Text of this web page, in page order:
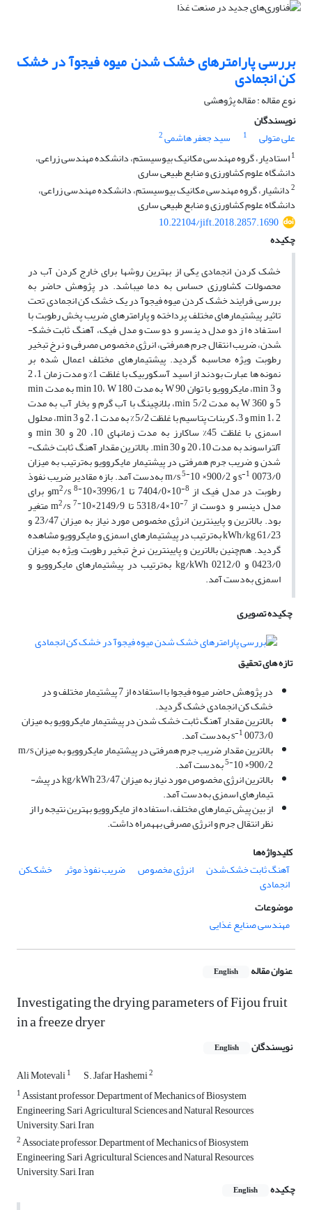
بررسی پارامترهای خشک شدن میوه فیجوآ در خشک
کن انجمادی
نوع مقاله : مقاله پژوهشی
نویسندگان
علی متولی
1 سید جعفر هاشمی2
1استادیار، گروه مهندسی مکانیک بیوسیستم، دانشکده مهندسی زراعی،
دانشگاه علوم کشاورزی و منابع طبیعی ساری
2دانشیار، گروه مهندسی مکانیک بیوسیستم، دانشکده مهندسی زراعی،
دانشگاه علوم کشاورزی و منابع طبیعی ساری
10.22104/jift.2018.2857.1690
چکیده
خشک­ کردن انجمادی یکی از بهترین روش­ها برای خارج کردن آب در
محصولات کشاورزی حساس به دما می­باشد. در پژوهش حاضر به
بررسی فرایند خشک ­کردن میوه فیجوآ در یک خشک­ کن انجمادی تحت
تاثیر پیش­تیمارهای مختلف پرداخته و پارامترهای ضریب پخش رطوبت با
استفاده از دو مدل دینسر و دوست و مدل فیک، آهنگ ثابت خشک­
شدن، ضریب انتقال جرم همرفتی، انرژی مخصوص مصرفی و نرخ تبخیر
رطوبت ویژه محاسبه گردید. پیش­تیمارهای مختلف اعمال شده بر
نمونه­ ها عبارت بودند از اسید آسکوربیک با غلظت 1% و مدت زمان 1، 2
و min 3، مایکروویو با توان W 90 به مدت min 10، W 180 به مدت min
5 و W 360 به مدت min 5/2، بلانچینگ با آب گرم و بخار آب به مدت
min 1، 2 و 3، کربنات پتاسیم با غلظت 5/2% به مدت 1، 2 و min 3، محلول
اسمزی با غلظت 45% ساکارز به مدت زمان­های 10، 20 و min 30 و
آلتراسوند به مدت 10، 20 و min 30. بالاترین مقدار آهنگ ثابت خشک­
شدن و ضریب جرم همرفتی در پیش­تیمار مایکروویو به‌ترتیب به میزان
s-1 0073/0 و m/s 5- 10 ×900/2 به‌دست آمد. بازه مقادیر ضریب نفوذ
رطوبت در مدل فیک از 8- 10×7404/0 تا m 2/s8- 10×3996/1و برای
مدل دینسر و دوست از7- 10×5318/4 تا m 2/s7- 10×2149/9 متغیر
بود. بالاترین و پایین­ترین انرژی مخصوص مورد نیاز به میزان 23/47 و
kWh/kg 61/23 به‌ترتیب در پیش­تیمارهای اسمزی و مایکروویو مشاهده
گردید. هم‌چنین بالاترین و پایین­ترین نرخ تبخیر رطوبت ویژه به میزان
0423/0 و kg/kWh 0212/0 به‌ترتیب در پیش­تیمارهای مایکروویو و
اسمزی به‌دست آمد.
چکیده تصویری
تازه های تحقیق
در پژوهش حاضر میوه فیجوا با استفاده از 7 پیش­تیمار مختلف و در
خشک­ کن انجمادی خشک گردید.
بالاترین مقدار آهنگ ثابت خشک­ شدن در پیش­تیمار مایکروویو به میزان
s-10073/0 به‌دست آمد.
بالاترین مقدار ضریب جرم همرفتی در پیش­تیمار مایکروویو به میزان m/s
5-10 ×900/2 به‌دست آمد.
بالاترین انرژی مخصوص مورد نیاز به میزان kg/kWh 23/47 در پیش­
تیمارهای اسمزی به‌دست آمد.
از بین پیش­ تیمارهای مختلف، استفاده از مایکروویو بهترین نتیجه را از
نظر انتقال جرم و انرژی مصرفی به­همراه داشت.
کلیدواژه‌ها
آهنگ ثابت خشک‌شدن
انرژی مخصوص ضریب نفوذ موثر خشک‌کن
انجمادی
موضوعات
مهندسی صنایع غذایی
عنوان مقاله English
Investigating the drying parameters of Fijou fruit
in a freeze dryer
نویسندگان English
Ali Motevali1 S. Jafar Hashemi2
1Assistant professor, Department of Mechanics of Biosystem
Engineering, Sari Agricultural Sciences and Natural Resources
University, Sari, Iran
2Associate professor, Department of Mechanics of Biosystem
Engineering, Sari Agricultural Sciences and Natural Resources
University, Sari, Iran
چکیده
English